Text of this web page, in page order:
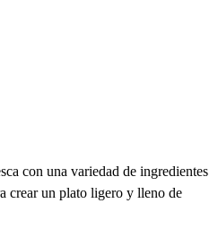
con una variedad de ingredientes
crear un plato ligero y lleno de